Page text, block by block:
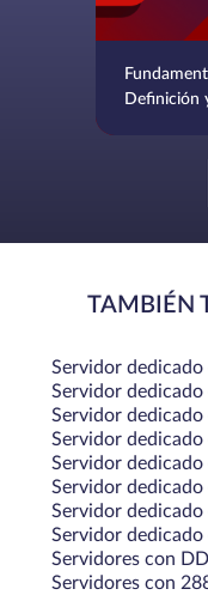
Definición
TAMBIÉN
Servidor dedicado
Servidor dedicado
Servidor dedicado
Servidor dedicado
Servidor dedicado
Servidor dedicado
Servidor dedicado
Servidor dedicado
Servidores con
Servidores con